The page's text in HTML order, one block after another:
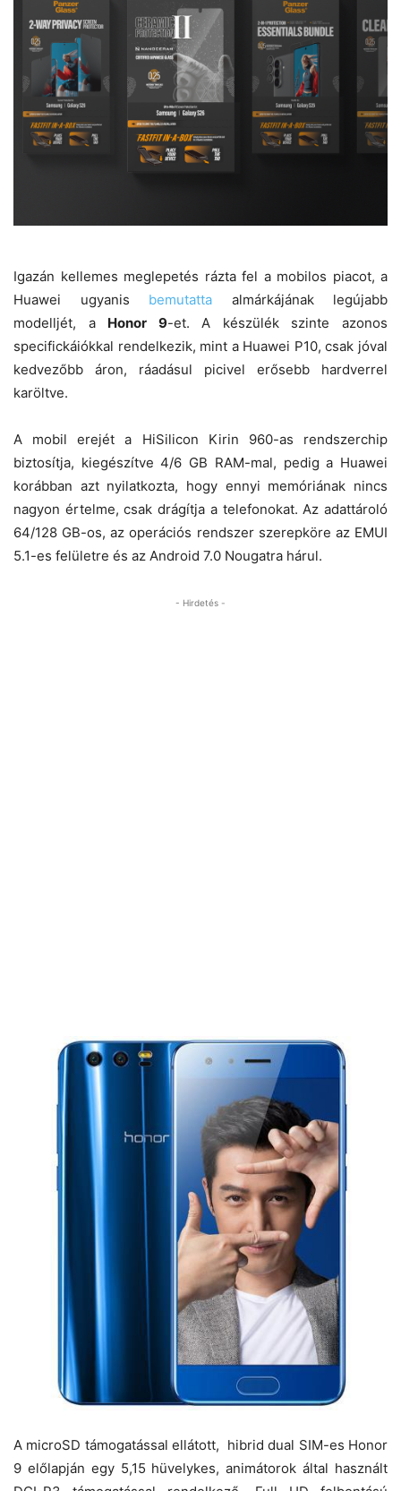
Igazán kellemes meglepetés rázta fel a mobilos piacot, a
Huawei ugyanis bemutatta almárkájának legújabb
modelljét, a Honor 9-et. A készülék szinte azonos
specifickáiókkal rendelkezik, mint a Huawei P10, csak jóval
kedvezőbb áron, ráadásul picivel erősebb hardverrel
karöltve.
A mobil erejét a HiSilicon Kirin 960-as rendszerchip
biztosítja, kiegészítve 4/6 GB RAM-mal, pedig a Huawei
korábban azt nyilatkozta, hogy ennyi memóriának nincs
nagyon értelme, csak drágítja a telefonokat. Az adattároló
64/128 GB-os, az operációs rendszer szerepköre az EMUI
5.1-es felületre és az Android 7.0 Nougatra hárul.
- Hirdetés -
A microSD támogatással ellátott, hibrid dual SIM-es Honor
9 előlapján egy 5,15 hüvelykes, animátorok által használt